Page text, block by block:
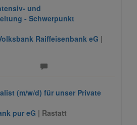
und
- Schwerpunkt
Raiffeisenbank eG |
(m/w/d) für unser Private
pur eG | Rastatt